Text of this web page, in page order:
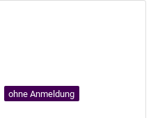
ohne Anmeldung